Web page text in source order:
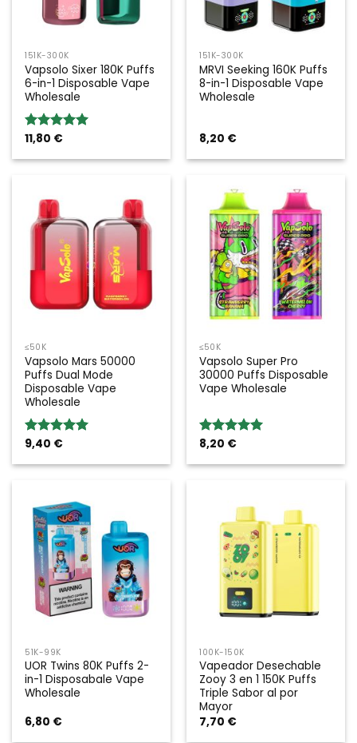
151K-300K
Vapsolo Sixer 180K Puffs
6-in-1 Disposable Vape
Wholesale
Valoración:
5
11,80 €
151K-300K
MRVI Seeking 160K Puffs
8-in-1 Disposable Vape
Wholesale
8,20 €
≤50K
Vapsolo Mars 50000
Puffs Dual Mode
Disposable Vape
Wholesale
Valoración:
5
9,40 €
≤50K
Vapsolo Super Pro
30000 Puffs Disposable
Vape Wholesale
Valoración:
5
8,20 €
51K-99K
UOR Twins 80K Puffs 2-
in-1 Disposabale Vape
Wholesale
6,80 €
100K-150K
Vapeador Desechable
Zooy 3 en 1 150K Puffs
Triple Sabor al por
Mayor
7,70 €